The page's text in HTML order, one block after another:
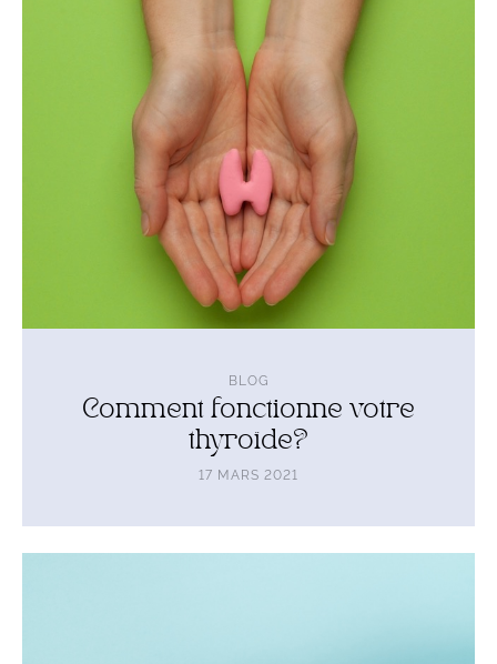
Comment fonctionne votre
thyroïde?
17 MARS 2021
BLOG
Lire